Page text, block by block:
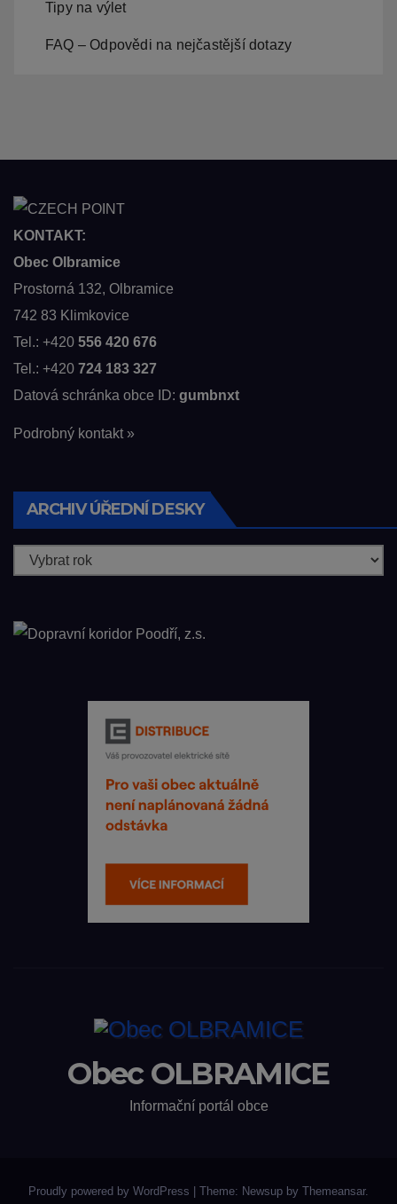
Tipy na výlet
FAQ – Odpovědi na nejčastější dotazy
KONTAKT:
Obec Olbramice
Prostorná 132, Olbramice
742 83 Klimkovice
Tel.: +420 556 420 676
Tel.: +420 724 183 327
Datová schránka obce ID: gumbnxt
Podrobný kontakt »
ARCHIV ÚŘEDNÍ DESKY
Obec OLBRAMICE
Informační portál obce
Proudly powered by WordPress Theme: Newsup by Themeansar.